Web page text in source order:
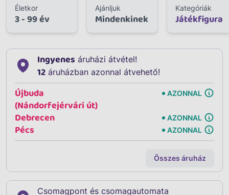
Életkor
3 - 99 év
Ajánljuk
Mindenkinek
Kategóriák
Játékfigura
Ingyenes áruházi átvétel!
12 áruházban azonnal átvehető!
Újbuda
(Nándorfejérvári út)
AZONNAL
Debrecen AZONNAL
Pécs AZONNAL
Összes áruház
Csomagpont és csomagautomata